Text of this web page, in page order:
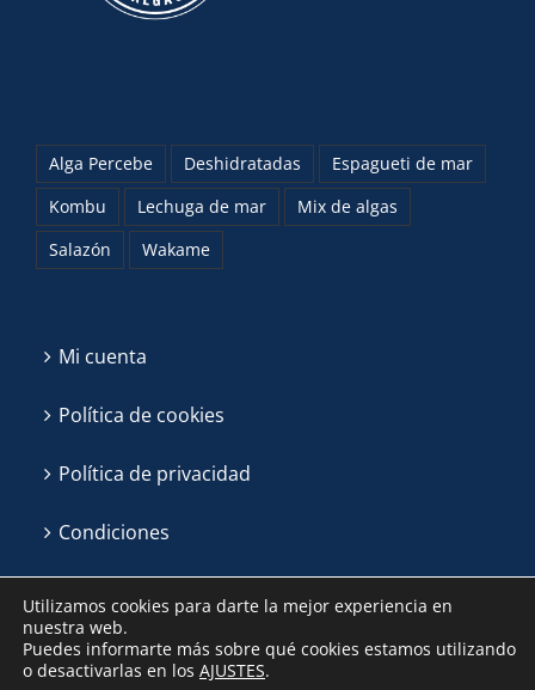
Alga Percebe Deshidratadas
Espagueti de mar
Kombu
Lechuga de mar
Mix de algas
Salazón
Wakame
Mi cuenta
Política de cookies
Política de privacidad
Condiciones
Utilizamos cookies para darte la mejor experiencia en
nuestra web.
Puedes informarte más sobre qué cookies estamos utilizando
o desactivarlas en los AJUSTES.